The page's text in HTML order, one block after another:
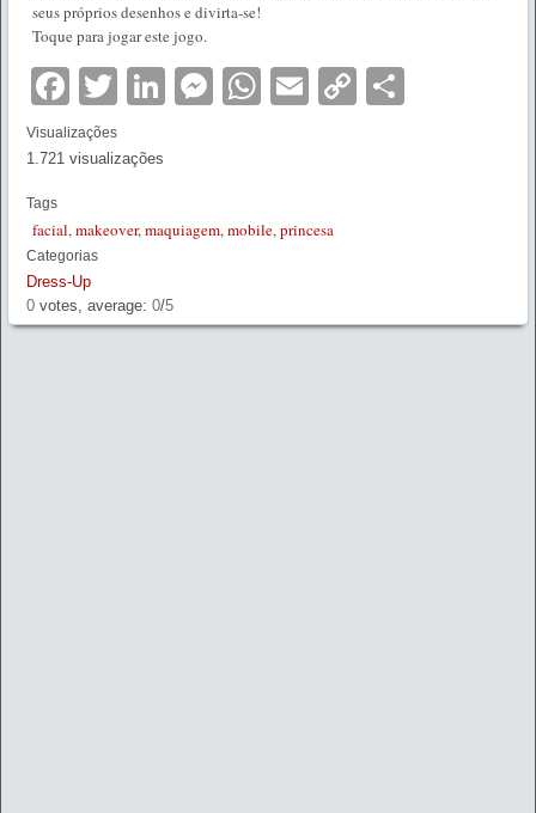
seus próprios desenhos e divirta-se!
Toque para jogar este jogo.
Facebook
TwitterLinkedIn
Messenger
WhatsApp
EmailCopy
Visualizações
1.721 visualizações
Tags
facial,makeover,maquiagem,mobile,princesa
Categorias
Dress-Up
0 votes, average: 0/5